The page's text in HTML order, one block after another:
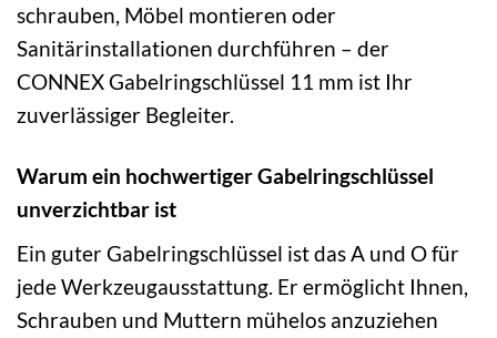
schrauben, Möbel montieren oder
Sanitärinstallationen durchführen – der
CONNEX Gabelringschlüssel 11 mm ist Ihr
zuverlässiger Begleiter.
Warum ein hochwertiger Gabelringschlüssel
unverzichtbar ist
Ein guter Gabelringschlüssel ist das A und O für
jede Werkzeugausstattung. Er ermöglicht Ihnen,
Schrauben und Muttern mühelos anzuziehen